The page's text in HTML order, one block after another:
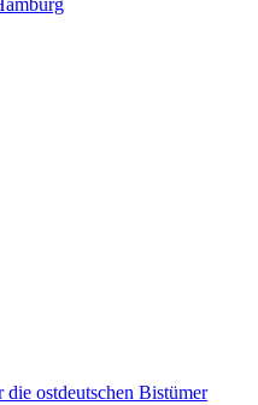
ostdeutschen Bistümer